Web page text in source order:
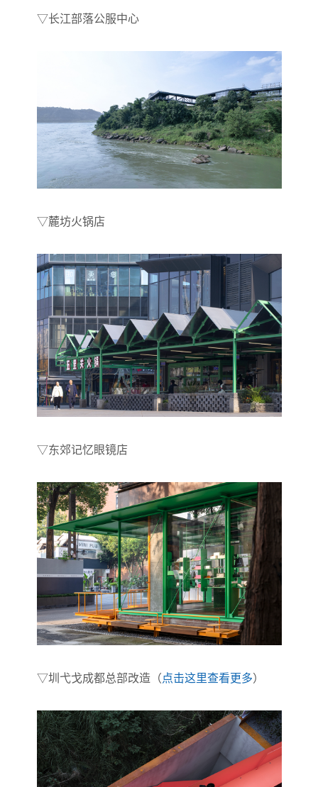
▽长江部落公服中心
▽麓坊火锅店
▽东郊记忆眼镜店
▽圳弋戈成都总部改造（点击这里查看更多）